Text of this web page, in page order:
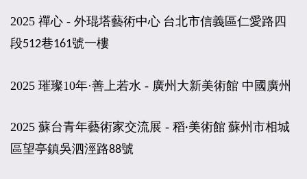
2025 禪心 - 外琨塔藝術中心 台北市信義區仁愛路四
段512巷161號一樓
2025 璀璨10年·善上若水 - 廣州大新美術館 中國廣州
2025 蘇台青年藝術家交流展 - 稻·美術館 蘇州市相城
區望亭鎮吳泗涇路88號